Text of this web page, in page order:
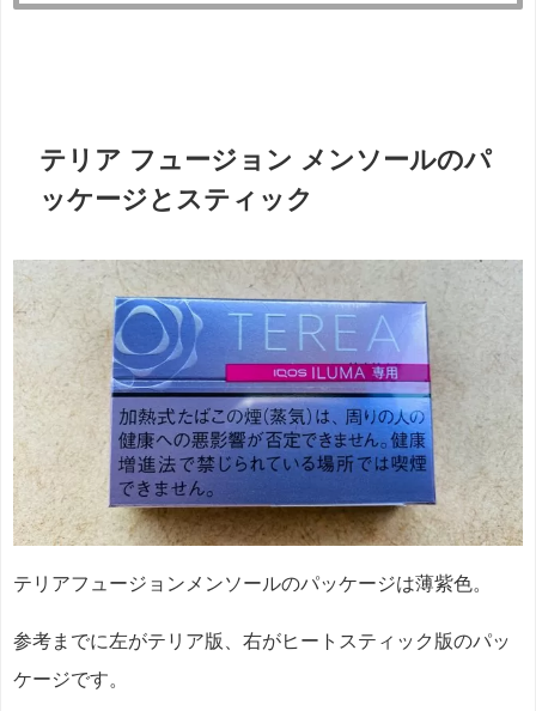
テリア フュージョン メンソールのパ
ッケージとスティック
テリアフュージョンメンソールのパッケージは薄紫色。
参考までに左がテリア版、右がヒートスティック版のパッ
ケージです。